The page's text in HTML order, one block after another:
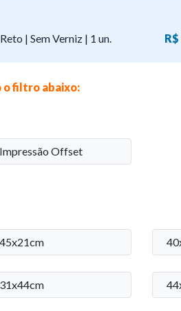
| Sem Verniz | 1 un.
filtro abaixo:
Impressão Offset
45x21cm
31x44cm